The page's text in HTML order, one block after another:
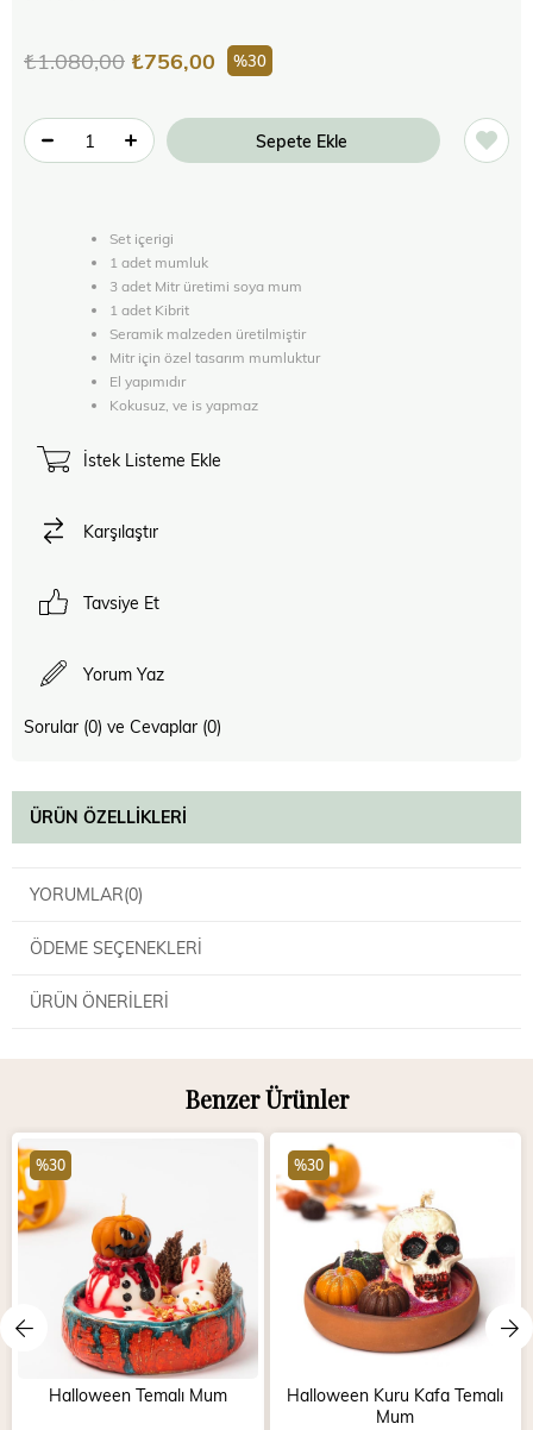
₺1.080,00 ₺756,00 30
Set içerigi
1 adet mumluk
3 adet Mitr üretimi soya mum
1 adet Kibrit
Seramik malzeden üretilmiştir
Mitr için özel tasarım mumluktur
El yapımıdır
Kokusuz, ve is yapmaz
İstek Listeme Ekle
Karşılaştır
Tavsiye Et
Yorum Yaz
Sorular (0) ve Cevaplar (0)
ÜRÜN ÖZELLIKLERI
YORUMLAR(0)
ÖDEME SEÇENEKLERI
ÜRÜN ÖNERILERI
Benzer Ürünler
Halloween Temalı Mum
%30
Halloween Kuru Kafa Temalı
Mum
%30